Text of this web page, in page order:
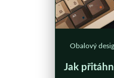
Obalový
Jak